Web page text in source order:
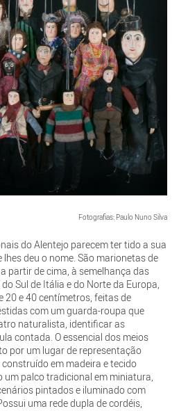
Fotografias: Paulo Nuno Silva
do Alentejo parecem ter tido a sua
deu o nome. São marionetas de
partir de cima, à semelhança das
Sul de Itália e do Norte da Europa,
20 e 40 centímetros, feitas de
com um guarda-roupa que
naturalista, identificar as
contada. O essencial dos meios
por um lugar de representação
construído em madeira e tecido
um palco tradicional em miniatura,
pintados e iluminado com
uma rede dupla de cordéis,